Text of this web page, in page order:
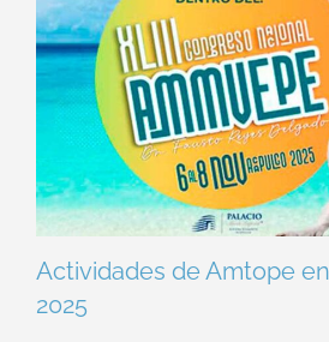
Actividades de Amtope
2025